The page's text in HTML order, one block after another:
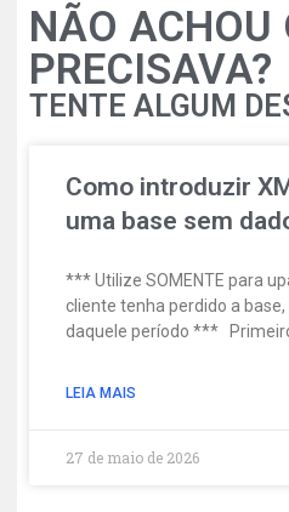
NÃO ACHOU
PRECISAVA?
TENTE ALGUM
Como introduzir
uma base sem
*** Utilize SOMENTE para
cliente tenha perdido a base,
daquele período ***
LEIA MAIS
27 de maio de 2026